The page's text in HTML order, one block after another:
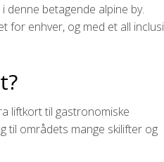
denne betagende alpine by.
for enhver, og med et all
liftkort til gastronomiske
til områdets mange skilifter og